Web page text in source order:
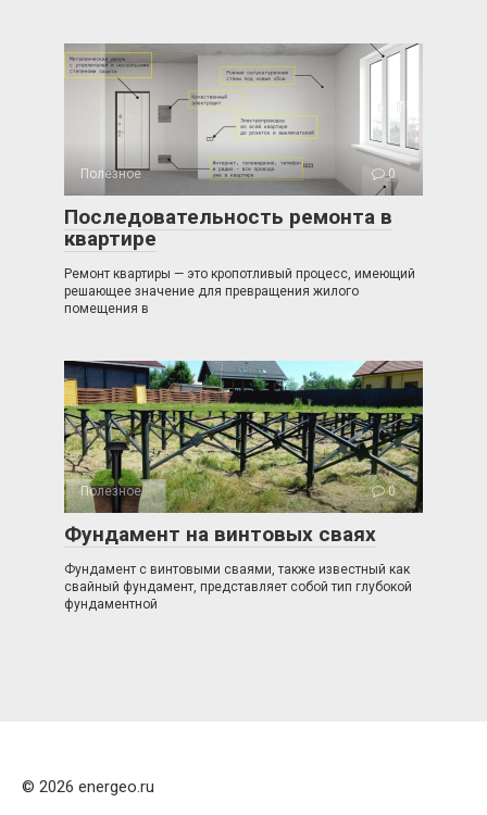
Полезное 0
Последовательность ремонта в
квартире
Ремонт квартиры — это кропотливый процесс, имеющий
решающее значение для превращения жилого
помещения в
Полезное 0
Фундамент на винтовых сваях
Фундамент с винтовыми сваями, также известный как
свайный фундамент, представляет собой тип глубокой
фундаментной
© 2026 energeo.ru